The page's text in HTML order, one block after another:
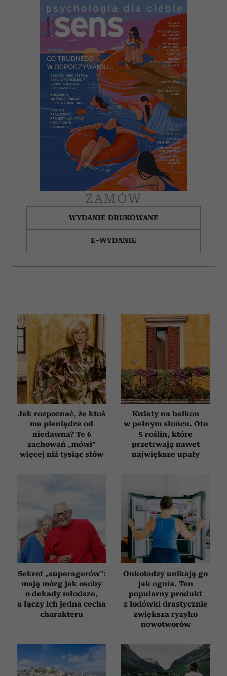
ZAMÓW
WYDANIE DRUKOWANE
E-WYDANIE
Jak rozpoznać, że ktoś
ma pieniądze od
niedawna? Te 6
zachowań „mówi”
więcej niż tysiąc słów
Kwiaty na balkon
w pełnym słońcu. Oto
5 roślin, które
przetrwają nawet
największe upały
Sekret „superagerów”:
mają mózg jak osoby
o dekady młodsze,
a łączy ich jedna cecha
charakteru
Onkolodzy unikają go
jak ognia. Ten
popularny produkt
z lodówki drastycznie
zwiększa ryzyko
nowotworów